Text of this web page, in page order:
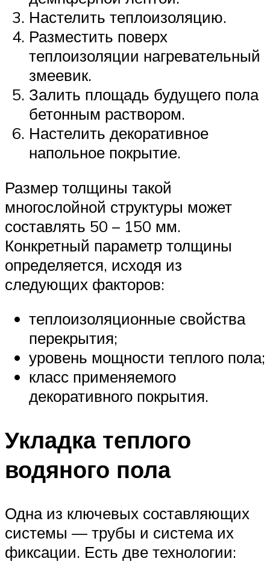
Настелить теплоизоляцию.
Разместить поверх
теплоизоляции нагревательный
змеевик.
Залить площадь будущего пола
бетонным раствором.
Настелить декоративное
напольное покрытие.
Размер толщины такой
многослойной структуры может
составлять 50 – 150 мм.
Конкретный параметр толщины
определяется, исходя из
следующих факторов:
теплоизоляционные свойства
перекрытия;
уровень мощности теплого пола;
класс применяемого
декоративного покрытия.
Укладка теплого
водяного пола
Одна из ключевых составляющих
системы — трубы и система их
фиксации. Есть две технологии: